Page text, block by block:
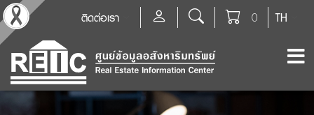
TH
0
ติดต่อเรา